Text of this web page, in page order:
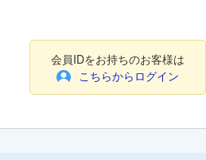
会員IDをお持ちのお客様は
こちらからログイン